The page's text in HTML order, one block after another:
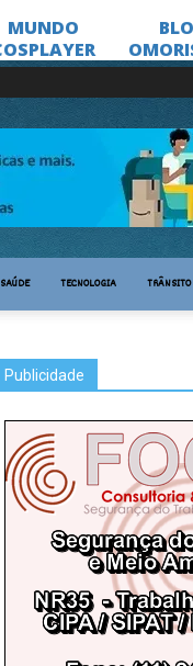
SAÚDE TECNOLOGIA TRÂNSITO
Publicidade